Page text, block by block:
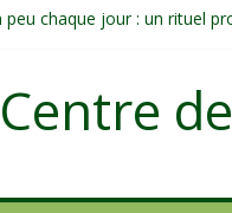
peu chaque jour : un rituel
jusque dans les petites
plus à agir : et si ce
consciente d’elle-même,
Centre